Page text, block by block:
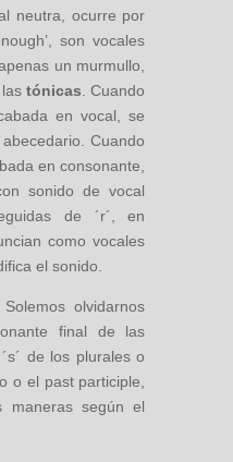
neutra, ocurre por
son vocales
un murmullo,
lastónicas . Cuando
en vocal, se
Cuando
en consonante,
sonido de vocal
de ´r´, en
como vocales
el sonido.
Solemos olvidarnos
final de las
de los plurales o
o el past participle,
maneras según el